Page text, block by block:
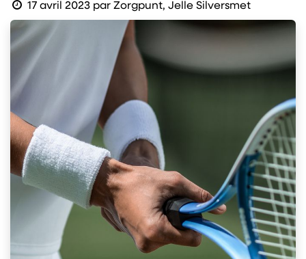
17 avril 2023 par Zorgpunt, Jelle Silversmet